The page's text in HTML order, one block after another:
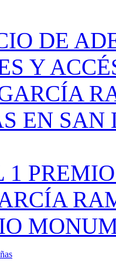
DE
Y
EN SAN
1